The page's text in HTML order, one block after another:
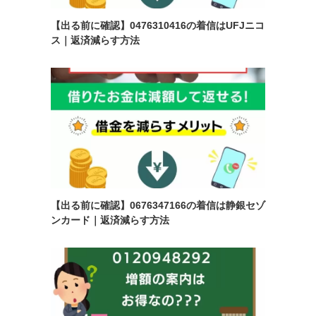
【出る前に確認】0476310416の着信はUFJニコ
ス｜返済減らす方法
【出る前に確認】0676347166の着信は静銀セゾ
ンカード｜返済減らす方法